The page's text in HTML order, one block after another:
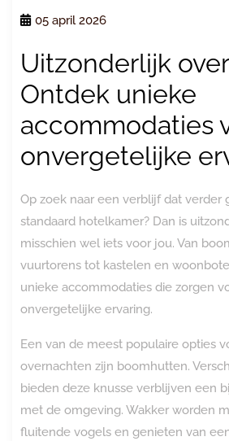
05 april 2026
Uitzonderlijk
Ontdek unieke
accommodaties
onvergetelijke
Op zoek naar een verblijf dat verder
standaard hotelkamer? Dan is
misschien wel iets voor jou. Van
vuurtorens tot kastelen en
unieke accommodaties die zorgen
onvergetelijke ervaring.
Een van de meest populaire opties
overnachten zijn boomhutten.
bieden deze knusse verblijven een
met de omgeving. Wakker worden
fluitende vogels en genieten van